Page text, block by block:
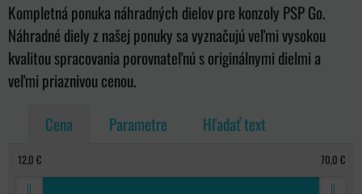
Kompletná ponuka náhradných dielov pre konzoly PSP Go.
Náhradné diely z našej ponuky sa vyznačujú veľmi vysokou
kvalitou spracovania porovnateľnú s originálnymi dielmi a
veľmi priaznivou cenou.
Cena
Parametre Hľadať text
12,0 € 70,0 €